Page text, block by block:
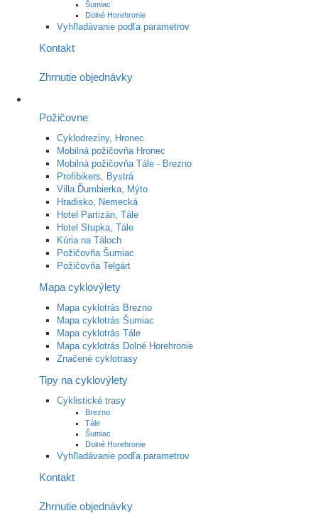
Šumiac
Dolné Horehronie
Vyhľladávanie podľa parametrov
Kontakt
Zhrnutie objednávky
Požičovne
Cyklodreziny, Hronec
Mobilná požičovňa Hronec
Mobilná požičovňa Tále - Brezno
Profibikers, Bystrá
Villa Ďumbierka, Mýto
Hradisko, Nemecká
Hotel Partizán, Tále
Hotel Stupka, Tále
Kúria na Táloch
Požičovňa Šumiac
Požičovňa Telgárt
Mapa cyklovýlety
Mapa cyklotrás Brezno
Mapa cyklotrás Šumiac
Mapa cyklotrás Tále
Mapa cyklotrás Dolné Horehronie
Značené cyklotrasy
Tipy na cyklovýlety
Cyklistické trasy
Brezno
Tále
Šumiac
Dolné Horehronie
Vyhľladávanie podľa parametrov
Kontakt
Zhrnutie objednávky